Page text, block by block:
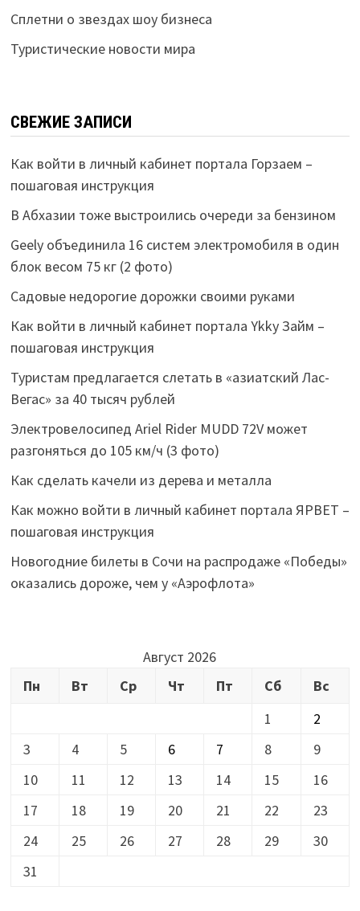
Сплетни о звездах шоу бизнеса
Туристические новости мира
СВЕЖИЕ ЗАПИСИ
Как войти в личный кабинет портала Горзаем –
пошаговая инструкция
В Абхазии тоже выстроились очереди за бензином
Geely объединила 16 систем электромобиля в один
блок весом 75 кг (2 фото)
Садовые недорогие дорожки своими руками
Как войти в личный кабинет портала Ykky Займ –
пошаговая инструкция
Туристам предлагается слетать в «азиатский Лас-
Вегас» за 40 тысяч рублей
Электровелосипед Ariel Rider MUDD 72V может
разгоняться до 105 км/ч (3 фото)
Как сделать качели из дерева и металла
Как можно войти в личный кабинет портала ЯРВЕТ –
пошаговая инструкция
Новогодние билеты в Сочи на распродаже «Победы»
оказались дороже, чем у «Аэрофлота»
Август 2026
Пн
Вт Ср Чт Пт Сб
Вс
1
2
3
4 5 6 7 8
9
10
11 12 13 14 15
16
17
18 19 20 21 22
23
24
25 26 27 28 29
30
31